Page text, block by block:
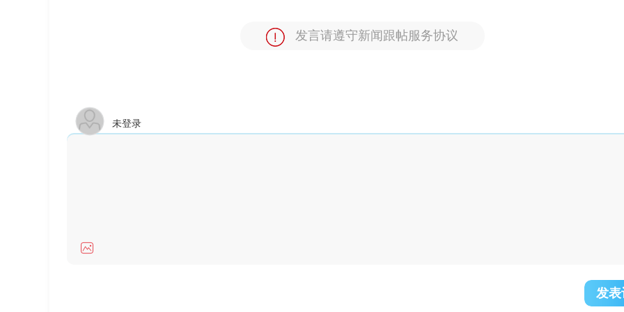
发言请遵守新闻跟帖服务协议
未登录
发表